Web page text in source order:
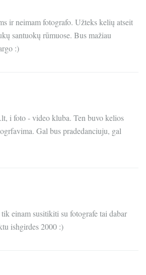
ir neimam fotografo. Užteks kelių atseit
santuokų rūmuose. Bus mažiau
:)
i foto - video kluba. Ten buvo kelios
Gal bus pradedanciuju, gal
einam susitikiti su fotografe tai dabar
ishgirdes 2000 :)